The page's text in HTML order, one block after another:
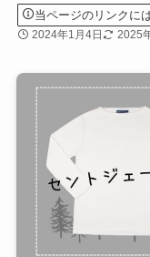
当ページのリンクに
2024年1月4日 2025